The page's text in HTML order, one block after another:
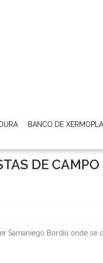
BANCO DE
DE
Samaniego Bordiú onde